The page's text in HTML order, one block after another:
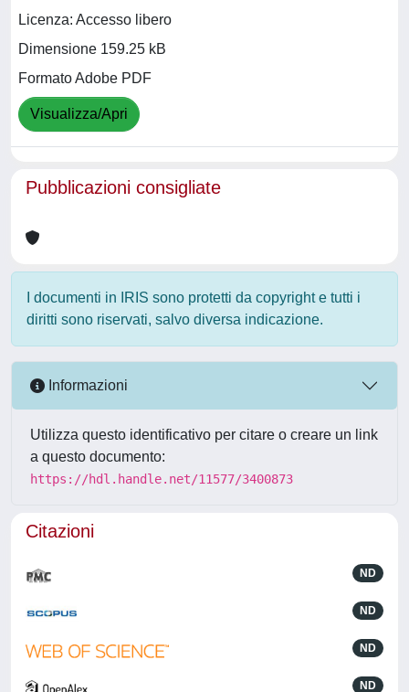
Licenza: Accesso libero
Dimensione 159.25 kB
Formato Adobe PDF
Visualizza/Apri
Pubblicazioni consigliate
I documenti in IRIS sono protetti da copyright e tutti i
diritti sono riservati, salvo diversa indicazione.
Informazioni
Utilizza questo identificativo per citare o creare un link
a questo documento:
https://hdl.handle.net/11577/3400873
Citazioni
ND
ND
ND
ND